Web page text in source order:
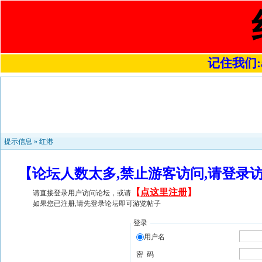
记住我们
提示信息 » 红港
【论坛人数太多,禁止游客访问,请登
请直接登录用户访问论坛，或请 【 点这里注册】
如果您已注册,请先登录论坛即可游览帖子
登录
用户名
密 码